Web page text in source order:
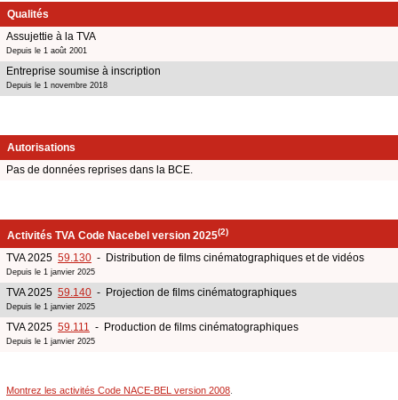
Qualités
Assujettie à la TVA
Depuis le 1 août 2001
Entreprise soumise à inscription
Depuis le 1 novembre 2018
Autorisations
Pas de données reprises dans la BCE.
Activités TVA Code Nacebel version 2025(2)
TVA 2025 59.130 - Distribution de films cinématographiques et de vidéos
Depuis le 1 janvier 2025
TVA 2025 59.140 - Projection de films cinématographiques
Depuis le 1 janvier 2025
TVA 2025 59.111 - Production de films cinématographiques
Depuis le 1 janvier 2025
Montrez les activités Code NACE-BEL version 2008